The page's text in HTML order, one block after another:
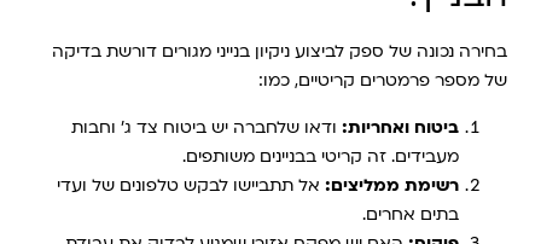
בחירה נכונה של ספק לביצוע ניקיון בנייני מגורים דורשת בדיקה
של מספר פרמטרים קריטיים, כמו:
ביטוח ואחריות:ודאו שלחברה יש ביטוח צד ג' וחבות
מעבידים. זה קריטי בבניינים משותפים.
רשימת ממליצים:אל תתביישו לבקש טלפונים של ועדי
בתים אחרים.